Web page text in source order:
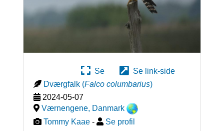
Se
Se link-side
Dværgfalk (Falco columbarius)
2024-05-07
Værnengene, Danmark
Tommy Kaae - Se profil